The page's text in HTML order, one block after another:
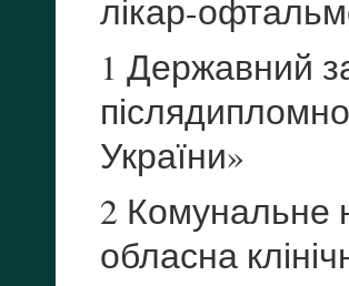
лікар-
1 Державний
України»
2 Комунальне
обласна